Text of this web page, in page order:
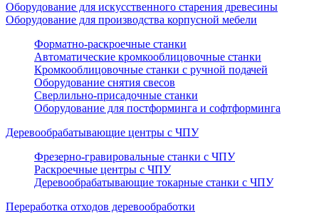
Оборудование для искусственного старения древесины
Оборудование для производства корпусной мебели
Форматно-раскроечные станки
Автоматические кромкооблицовочные станки
Кромкооблицовочные станки с ручной подачей
Оборудование снятия свесов
Сверлильно-присадочные станки
Оборудование для постформинга и софтформинга
Деревообрабатывающие центры с ЧПУ
Фрезерно-гравировальные станки с ЧПУ
Раскроечные центры с ЧПУ
Деревообрабатывающие токарные станки с ЧПУ
Переработка отходов деревообработки